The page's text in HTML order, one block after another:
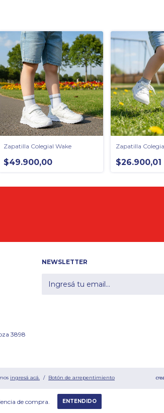
de compra. ENTENDIDO
Zapatilla Colegial Wake
$49.900,00
Zapatilla
$26.900,01
3898
NEWSLETTER
ingresá acá. / Botón de arrepentimiento